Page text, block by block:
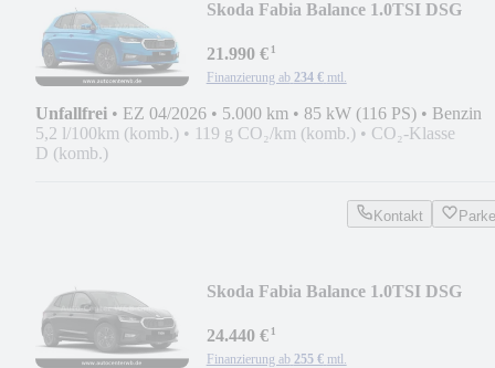
Skoda Fabia Balance 1.0TSI DSG
21.990 €¹
Finanzierung ab 234 € mtl.
Unfallfrei • EZ 04/2026 • 5.000 km • 85 kW (116 PS) • Benzin
5,2 l/100km (komb.) • 119 g CO₂/km (komb.) • CO₂-Klasse
D (komb.)
Kontakt
Skoda Fabia Balance 1.0TSI DSG
24.440 €¹
Finanzierung ab 255 € mtl.